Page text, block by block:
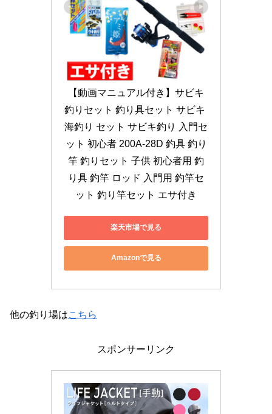
【動画マニュアル付き】サビキ
釣りセット 釣り具セット サビキ
海釣り セット サビキ釣り 入門セ
ット 初心者 200A-28D 釣具 釣り
竿 釣りセット 子供 初心者用 釣
り具 釣竿 ロッド 入門用 釣竿セ
ット 釣り竿セット エサ付き
楽天市場で見る
Amazonで見る
他の釣り場はこちら
スポンサーリンク